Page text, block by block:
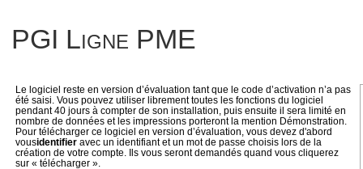
PGI Ligne PME
Le logiciel reste en version d’évaluation tant que le code d’activation n’a pas
été saisi. Vous pouvez utiliser librement toutes les fonctions du logiciel
pendant 40 jours à compter de son installation, puis ensuite il sera limité en
nombre de données et les impressions porteront la mention Démonstration.
Pour télécharger ce logiciel en version d’évaluation, vous devez d'abord
vousidentifier avec un identifiant et un mot de passe choisis lors de la
création de votre compte. Ils vous seront demandés quand vous cliquerez
sur « télécharger ».